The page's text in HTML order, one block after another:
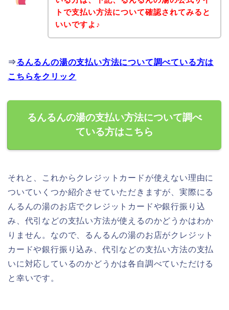
トで支払い方法について確認されてみると
いいですよ♪
⇒るんるんの湯の支払い方法について調べている方は
こちらをクリック
るんるんの湯の支払い方法について調べ
ている方はこちら
それと、これからクレジットカードが使えない理由に
ついていくつか紹介させていただきますが、実際にる
んるんの湯のお店でクレジットカードや銀行振り込
み、代引などの支払い方法が使えるのかどうかはわか
りません。なので、るんるんの湯のお店がクレジット
カードや銀行振り込み、代引などの支払い方法の支払
いに対応しているのかどうかは各自調べていただける
と幸いです。